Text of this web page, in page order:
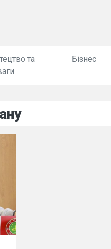
та
Бізнес